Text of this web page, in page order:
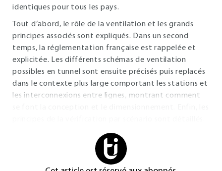
identiques pour tous les pays.
Tout d’abord, le rôle de la ventilation et les grands
principes associés sont expliqués. Dans un second
temps, la réglementation française est rappelée et
explicitée. Les différents schémas de ventilation
possibles en tunnel sont ensuite précisés puis replacés
dans le contexte plus large comportant les stations et
les interconnexions entre lignes, montrant comment